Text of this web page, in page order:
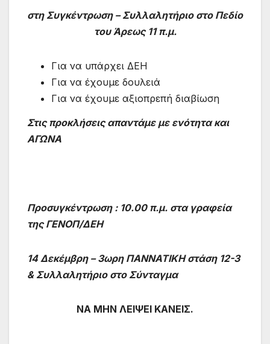
στη Συγκέντρωση – Συλλαλητήριο στο Πεδίο
του Άρεως 11 π.μ.
Για να υπάρχει ΔΕΗ
Για να έχουμε δουλειά
Για να έχουμε αξιοπρεπή διαβίωση
Στις προκλήσεις απαντάμε με ενότητα και
ΑΓΩΝΑ
Προσυγκέντρωση : 10.00 π.μ. στα γραφεία
της ΓΕΝΟΠ/ΔΕΗ
14 Δεκέμβρη – 3ωρη ΠΑΝΝΑΤΙΚΗ στάση 12-3
& Συλλαλητήριο στο Σύνταγμα
ΝΑ ΜΗΝ ΛΕΙΨΕΙ ΚΑΝΕΙΣ.